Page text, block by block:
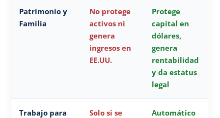
Patrimonio y
Familia
No protege
activos ni
genera
ingresos en
EE.UU.
Protege
capital en
dólares,
genera
rentabilidad
y da estatus
legal
Trabajo para
Solo si se
Automático